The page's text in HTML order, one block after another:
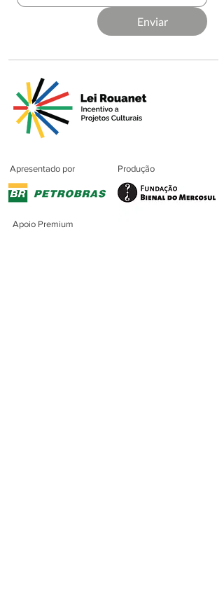
Enviar
Apresentado por Produção
Apoio Premium